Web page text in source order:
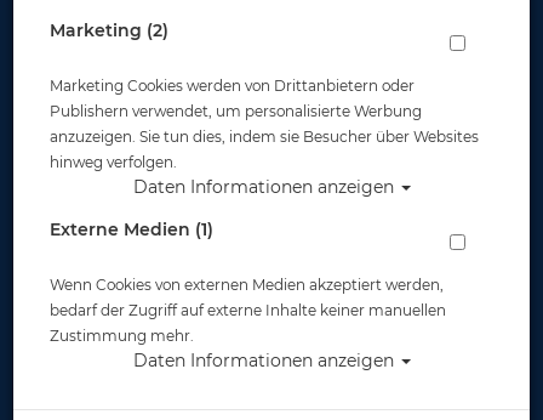
Atomic Aquatics M1 Nitrox M26 x2 #
Artikelnr.: ato-0300357P
Marketing (2)
Marketing Cookies werden von Drittanbietern oder
Publishern verwendet, um personalisierte Werbung
anzuzeigen. Sie tun dies, indem sie Besucher über Websites
hinweg verfolgen.
Daten Informationen anzeigen
Externe Medien (1)
Wenn Cookies von externen Medien akzeptiert werden,
bedarf der Zugriff auf externe Inhalte keiner manuellen
Zustimmung mehr.
Daten Informationen anzeigen